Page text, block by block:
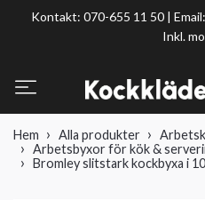
Kontakt: 070-655 11 50 | Email:
Inkl.
Hem Alla produkter
Arbetsbyxor för kök &
Bromley slitstark kockbyxa i